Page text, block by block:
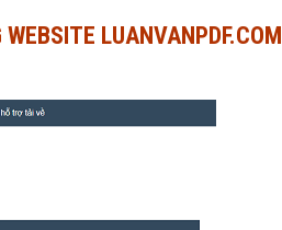
LUANVANPDF.COM